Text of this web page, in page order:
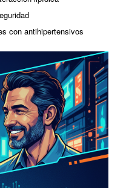
con antihipertensivos